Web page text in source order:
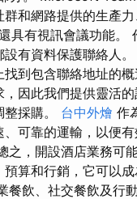
和網路提供的生產
具有視訊會議功能。
有資料保護聯絡人。
到包含聯絡地址的
因此我們提供靈活
採購。 台中外燴 作
可靠的運輸，以便
之，開設酒店業務可
算和行銷，它可以
餐飲、社交餐飲及行